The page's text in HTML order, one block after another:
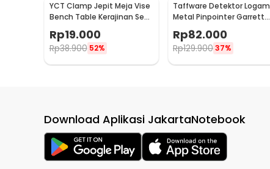
YCT Clamp Jepit Meja Vise
Bench Table Kerajinan Seni
Rp19.000
Rp38.900 52%
Taffware Detektor Logam
Metal Pinpointer Garrett
Waterproof - 1166000
Rp82.000
Rp129.90037%
Download Aplikasi JakartaNotebook